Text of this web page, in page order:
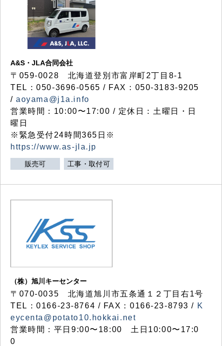
A&S・JLA合同会社
〒 059-0028 北海道登別市富岸町2丁目 8-1
TEL：050-3696-0565 / FAX：050-3183-9205
/aoyama@j1a.info
営業時間：10:00〜17:00 / 定休日：土曜日・日
曜日
※緊急受付24時間365日※
https://www.as-jla.jp
販売可 工事・取付可
（株）旭川キーセンター
〒070-0035 北海道旭川市五条通１２丁目右1号
TEL：0166-23-8764 / FAX：0166-23-8793 / K
eycenta@potato10.hokkai.net
営業時間：平日9:00〜18:00 土日10:00〜17:0
0